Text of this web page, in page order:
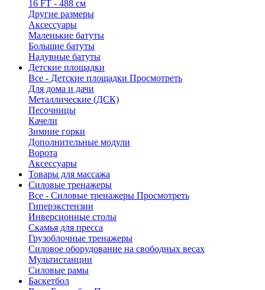
16 FT - 488 см
Другие размеры
Аксессуары
Маленькие батуты
Большие батуты
Надувные батуты
Детские площадки
Все - Детские площадки Просмотреть
Для дома и дачи
Металлические (ДСК)
Песочницы
Качели
Зимние горки
Дополнительные модули
Ворота
Аксессуары
Товары для массажа
Силовые тренажеры
Все - Силовые тренажеры Просмотреть
Гиперэкстензии
Инверсионные столы
Скамья для пресса
Грузоблочные тренажеры
Силовое оборудование на свободных весах
Мультистанции
Силовые рамы
Баскетбол